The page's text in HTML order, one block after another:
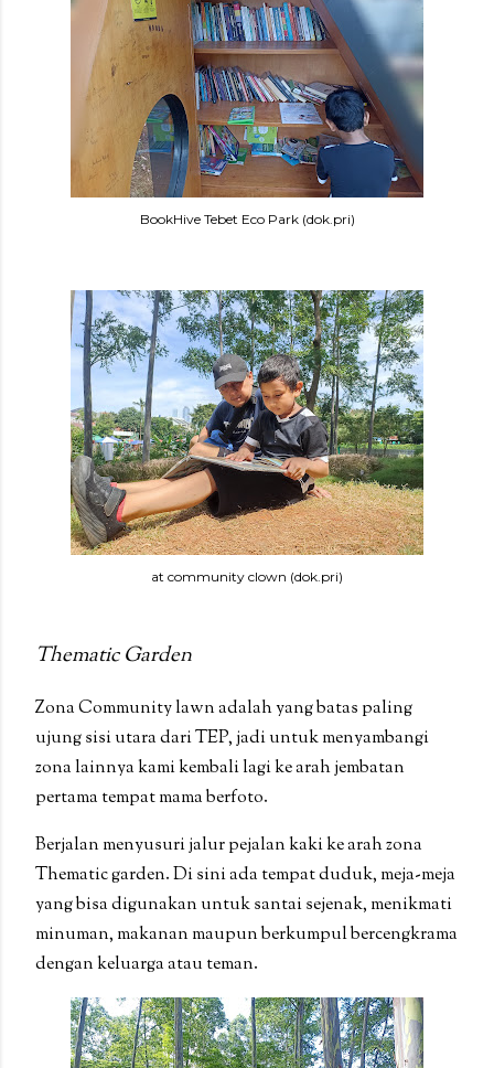
BookHive Tebet Eco Park (dok.pri)
at community clown (dok.pri)
Thematic Garden
Zona Community lawn adalah yang batas paling
ujung sisi utara dari TEP, jadi untuk menyambangi
zona lainnya kami kembali lagi ke arah jembatan
pertama tempat mama berfoto.
Berjalan menyusuri jalur pejalan kaki ke arah zona
Thematic garden. Di sini ada tempat duduk, meja-meja
yang bisa digunakan untuk santai sejenak, menikmati
minuman, makanan maupun berkumpul bercengkrama
dengan keluarga atau teman.